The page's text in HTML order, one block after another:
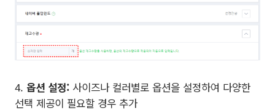
4. 옵션 설정: 사이즈나 컬러별로 옵션을 설정하여 다양한
선택 제공이 필요할 경우 추가